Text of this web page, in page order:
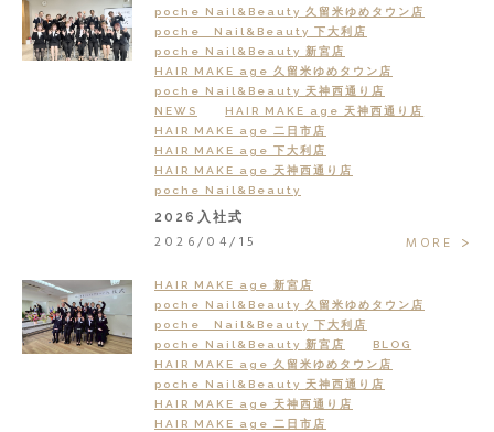
poche Nail&Beauty 久留米ゆめタウン店
poche Nail&Beauty 下大利店
poche Nail&Beauty 新宮店
HAIR MAKE age 久留米ゆめタウン店
poche Nail&Beauty 天神西通り店
NEWS
HAIR MAKE age 天神西通り店
HAIR MAKE age 二日市店
HAIR MAKE age 下大利店
HAIR MAKE age 天神西通り店
poche Nail&Beauty
2026入社式
2026/04/15 MORE
HAIR MAKE age 新宮店
poche Nail&Beauty 久留米ゆめタウン店
poche Nail&Beauty 下大利店
poche Nail&Beauty 新宮店
BLOG
HAIR MAKE age 久留米ゆめタウン店
poche Nail&Beauty 天神西通り店
HAIR MAKE age 天神西通り店
HAIR MAKE age 二日市店